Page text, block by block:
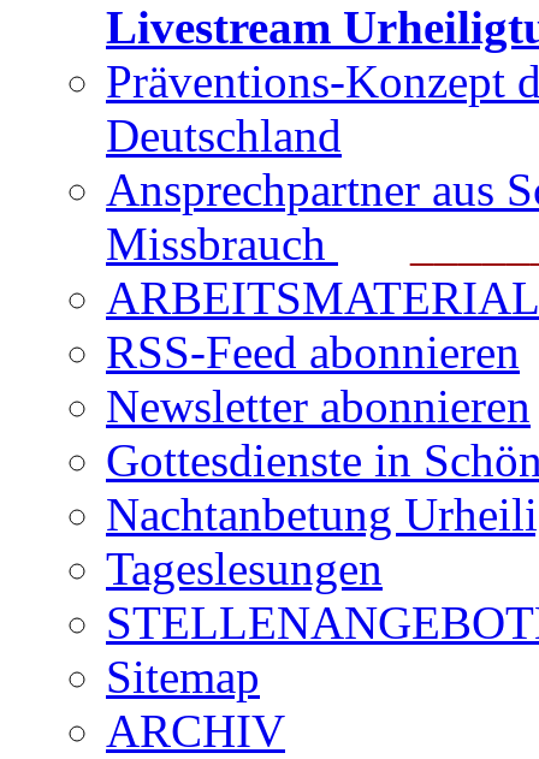
Livestream
Präventions-Konzept
Deutschland
Ansprechpartner aus
Missbrauch
ARBEITSMATERIAL
RSS-Feed abonnieren
Newsletter abonnieren
Gottesdienste in
Nachtanbetung
Tageslesungen
Sitemap
ARCHIV